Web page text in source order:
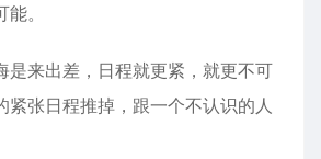
。
是来出差，日程就更紧，就更不可
紧张日程推掉，跟一个不认识的人